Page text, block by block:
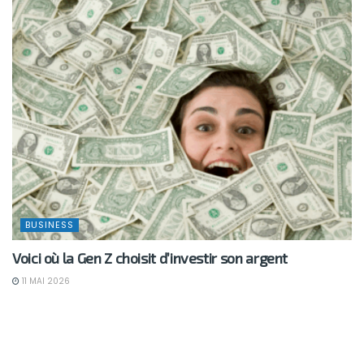
BUSINESS
Voici où la Gen Z choisit d’investir son argent
11 MAI 2026